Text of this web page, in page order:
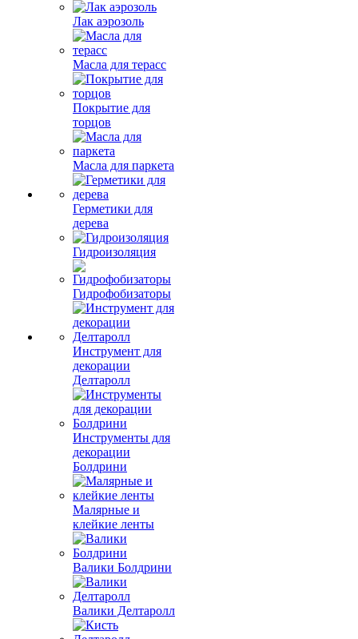
Лак аэрозоль
Масла для терасс
Покрытие для
торцов
Масла для паркета
Герметики для
дерева
Гидроизоляция
Гидрофобизаторы
Инструмент для
декорации
Делтаролл
Инструменты для
декорации
Болдрини
Малярные и
клейкие ленты
Валики Болдрини
Валики Делтаролл